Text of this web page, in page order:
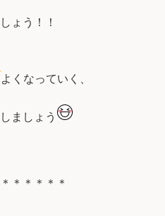
ょう！！
よくなっていく、
ましょう
＊＊＊＊＊